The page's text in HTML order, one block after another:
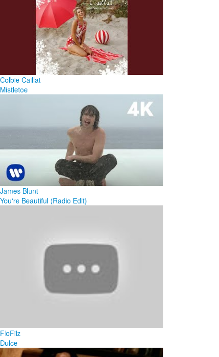
Colbie Caillat
Mistletoe
James Blunt
You're Beautiful (Radio Edit)
FloFilz
Dulce